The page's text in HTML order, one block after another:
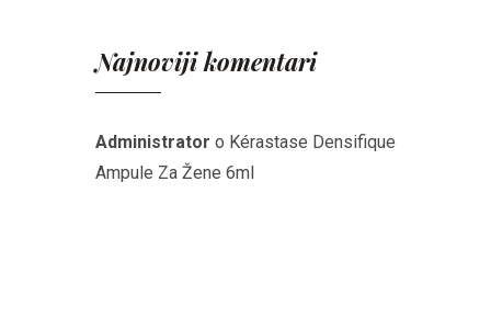
Najnoviji komentari
Administrator o Kérastase Densifique
Ampule Za Žene 6ml